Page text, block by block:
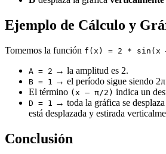
Ejemplo de Cálculo y
Tomemos la función f(x) = 2 * sin(x
A = 2 → la amplitud es 2.
B = 1
→ el período sigue siendo
El término (x – π/2) indica un
D = 1 → toda la gráfica se
está desplazada y estirada
Conclusión